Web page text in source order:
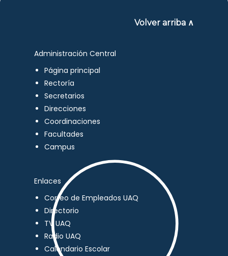
Volver arriba ∧
Administración Central
Página principal
Rectoría
Secretarios
Direcciones
Coordinaciones
Facultades
Campus
Enlaces
Correo de Empleados UAQ
Directorio
TV UAQ
Radio UAQ
Calendario Escolar